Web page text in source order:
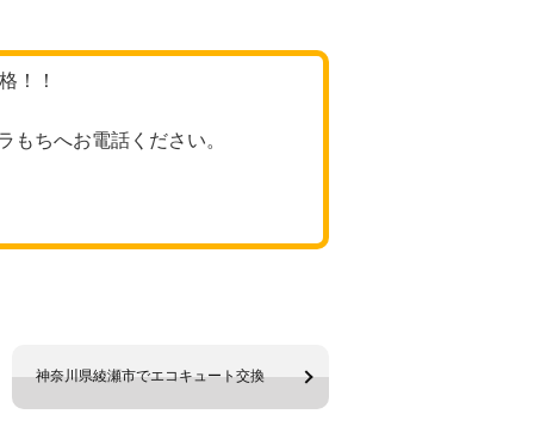
！！
もちへお電話ください。
神奈川県綾瀬市でエコキュート交換